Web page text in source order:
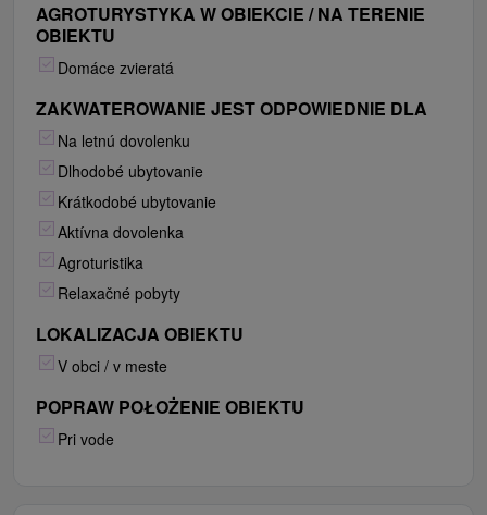
AGROTURYSTYKA W OBIEKCIE / NA TERENIE
OBIEKTU
Domáce zvieratá
ZAKWATEROWANIE JEST ODPOWIEDNIE DLA
Na letnú dovolenku
Dlhodobé ubytovanie
Krátkodobé ubytovanie
Aktívna dovolenka
Agroturistika
Relaxačné pobyty
LOKALIZACJA OBIEKTU
V obci / v meste
POPRAW POŁOŻENIE OBIEKTU
Pri vode